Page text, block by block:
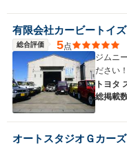
有限会社カービートイズ
総合評価 5点
ジムニ
ださい
トヨタ
総掲載
オートスタジオＧカーズ